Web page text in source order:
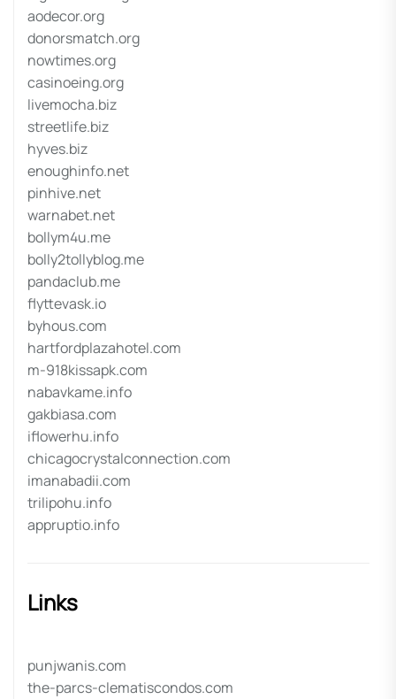
aodecor.org
donorsmatch.org
nowtimes.org
casinoeing.org
livemocha.biz
streetlife.biz
hyves.biz
enoughinfo.net
pinhive.net
warnabet.net
bollym4u.me
bolly2tollyblog.me
pandaclub.me
flyttevask.io
byhous.com
hartfordplazahotel.com
m-918kissapk.com
nabavkame.info
gakbiasa.com
iflowerhu.info
chicagocrystalconnection.com
imanabadii.com
trilipohu.info
appruptio.info
Links
punjwanis.com
the-parcs-clematiscondos.com